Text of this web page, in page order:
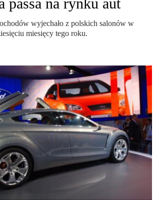
wyjechało z polskich salonów w
miesięcy tego roku.